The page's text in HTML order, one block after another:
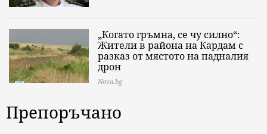
„Когато гръмна, се чу силно“:
Жители в района на Кардам с
разказ от мястото на падналия
дрон
Nova.bg
Препоръчано